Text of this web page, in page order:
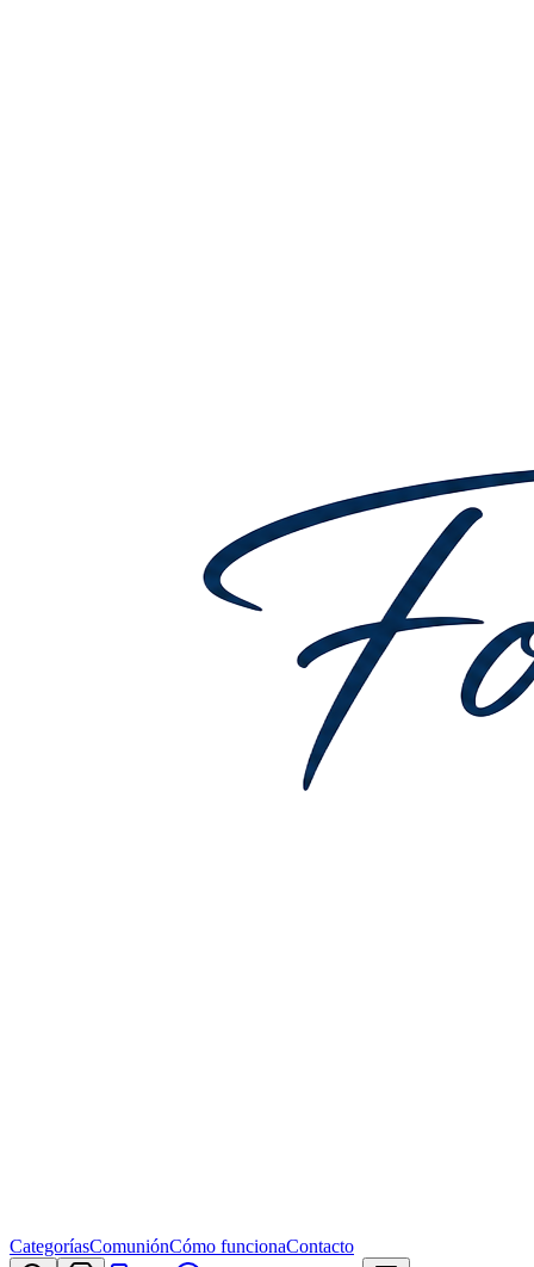
CategoríasComuniónCómo funcionaContacto